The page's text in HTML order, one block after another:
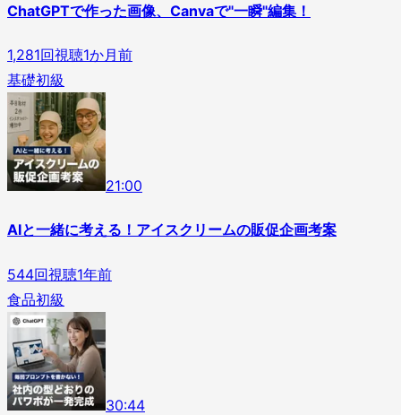
ChatGPTで作った画像、Canvaで"一瞬"編集！
1,281回視聴1か月前
基礎初級
21:00
AIと一緒に考える！アイスクリームの販促企画考案
544回視聴1年前
食品初級
30:44